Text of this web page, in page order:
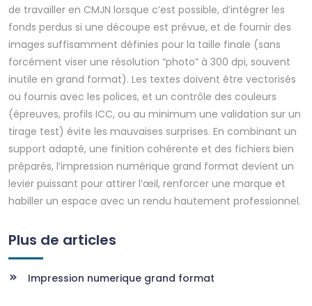
de travailler en CMJN lorsque c’est possible, d’intégrer les
fonds perdus si une découpe est prévue, et de fournir des
images suffisamment définies pour la taille finale (sans
forcément viser une résolution “photo” à 300 dpi, souvent
inutile en grand format). Les textes doivent être vectorisés
ou fournis avec les polices, et un contrôle des couleurs
(épreuves, profils ICC, ou au minimum une validation sur un
tirage test) évite les mauvaises surprises. En combinant un
support adapté, une finition cohérente et des fichiers bien
préparés, l’impression numérique grand format devient un
levier puissant pour attirer l’œil, renforcer une marque et
habiller un espace avec un rendu hautement professionnel.
Plus de articles
Impression numerique grand format